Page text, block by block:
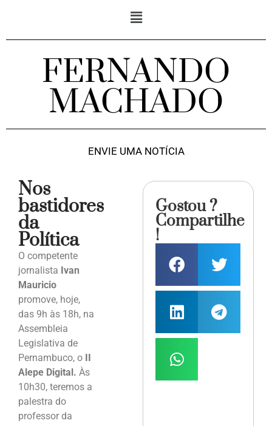
FERNANDO
MACHADO
ENVIE UMA NOTÍCIA
Nos
bastidores
da
Política
O competente
jornalista Ivan
Mauricio
promove, hoje,
das 9h às 18h, na
Assembleia
Legislativa de
Pernambuco, o
Alepe Digital. Às
10h30, teremos a
palestra do
professor da
Gostou ?
Compartilhe
!